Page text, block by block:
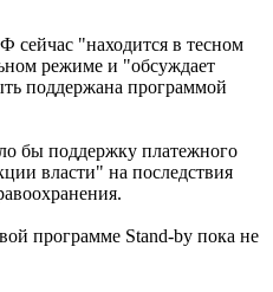
"находится в тесном
режиме и "обсуждает
поддержана программой
бы поддержку платежного
власти" на последствия
программе Stand-by пока не